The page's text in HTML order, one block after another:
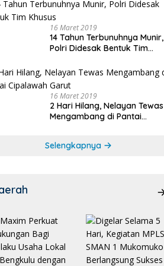
16 Maret 2019
14 Tahun Terbunuhnya Munir,
Polri Didesak Bentuk Tim
16 Maret 2019
2 Hari Hilang, Nelayan Tewas
Mengambang di Pantai
Selengkapnya